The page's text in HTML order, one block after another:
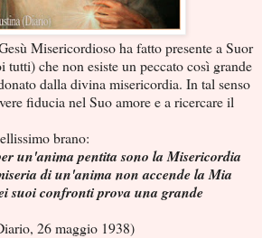
Misericordioso ha fatto presente a Suor
tutti) che non esiste un peccato così grande
dalla divina misericordia. In tal senso
fiducia nel Suo amore e a ricercare il
brano:
un'anima pentita sono la Misericordia
di un'anima non accende la Mia
suoi confronti prova una grande
26 maggio 1938)